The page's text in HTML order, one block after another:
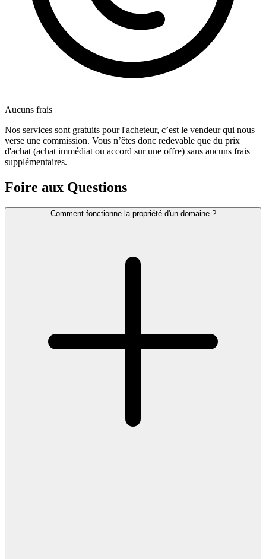
Aucuns frais
Nos services sont gratuits pour l'acheteur, c’est le vendeur qui nous
verse une commission. Vous n’êtes donc redevable que du prix
d'achat (achat immédiat ou accord sur une offre) sans aucuns frais
supplémentaires.
Foire aux Questions
Comment fonctionne la propriété d'un domaine ?